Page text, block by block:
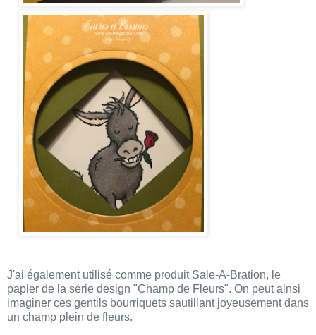
J'ai également utilisé comme produit Sale-A-Bration, le
papier de la série design "Champ de Fleurs". On peut ainsi
imaginer ces gentils bourriquets sautillant joyeusement dans
un champ plein de fleurs.